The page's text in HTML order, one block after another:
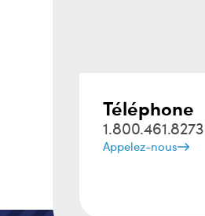
Téléphone
1.800.461.8273
Appelez-nous